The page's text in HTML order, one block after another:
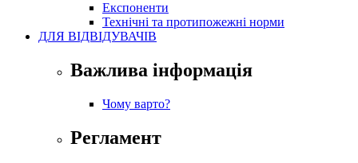
Експоненти
Технічні та протипожежні норми
ДЛЯ ВІДВІДУВАЧІВ
Важлива інформація
Чому варто?
Регламент